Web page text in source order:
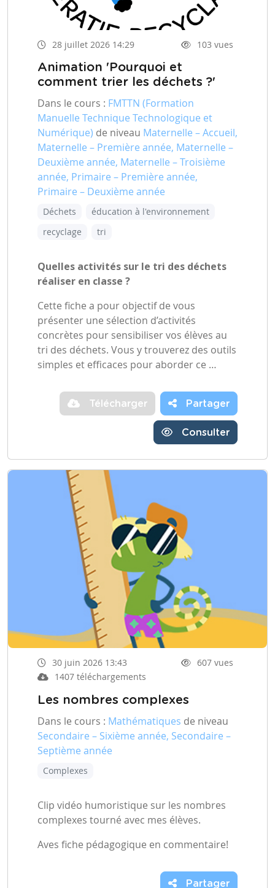
28 juillet 2026 14:29 103 vues
Animation 'Pourquoi et
comment trier les déchets ?'
Dans le cours : FMTTN (Formation
Manuelle Technique Technologique et
Numérique) de niveau Maternelle – Accueil,
Maternelle – Première année, Maternelle –
Deuxième année, Maternelle – Troisième
année, Primaire – Première année,
Primaire – Deuxième année
Déchets
éducation à l'environnement
recyclage
tri
Quelles activités sur le tri des déchets
réaliser en classe ?
Cette fiche a pour objectif de vous
présenter une sélection d’activités
concrètes pour sensibiliser vos élèves au
tri des déchets. Vous y trouverez des outils
simples et efficaces pour aborder ce …
Télécharger Partager
Consulter
30 juin 2026 13:43
607 vues
1407 téléchargements
Les nombres complexes
Dans le cours : Mathématiques de niveau
Secondaire – Sixième année, Secondaire –
Septième année
Complexes
Clip vidéo humoristique sur les nombres
complexes tourné avec mes élèves.
Aves fiche pédagogique en commentaire!
Partager